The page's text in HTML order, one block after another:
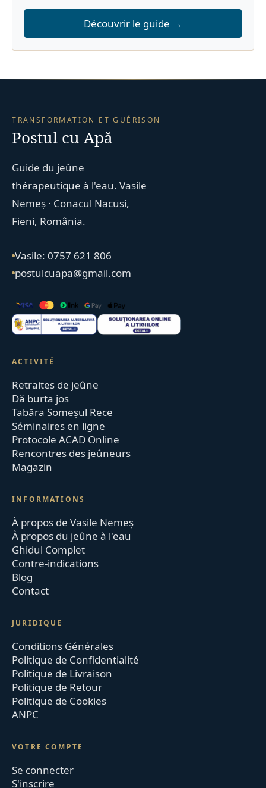
Découvrir le guide →
TRANSFORMATION ET GUÉRISON
Postul cu Apă
Guide du jeûne
thérapeutique à l'eau. Vasile
Nemeș · Conacul Nacusi,
Fieni, România.
Vasile: 0757 621 806
postulcuapa@gmail.com
ACTIVITÉ
Retraites de jeûne
Dă burta jos
Tabăra Someșul Rece
Séminaires en ligne
Protocole ACAD Online
Rencontres des jeûneurs
Magazin
INFORMATIONS
À propos de Vasile Nemeș
À propos du jeûne à l'eau
Ghidul Complet
Contre-indications
Blog
Contact
JURIDIQUE
Conditions Générales
Politique de Confidentialité
Politique de Livraison
Politique de Retour
Politique de Cookies
ANPC
VOTRE COMPTE
Se connecter
S'inscrire